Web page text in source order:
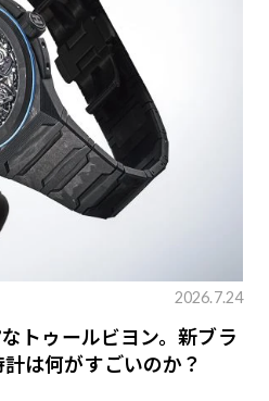
2026.7.24
トゥールビヨン。新ブラ
は何がすごいのか？